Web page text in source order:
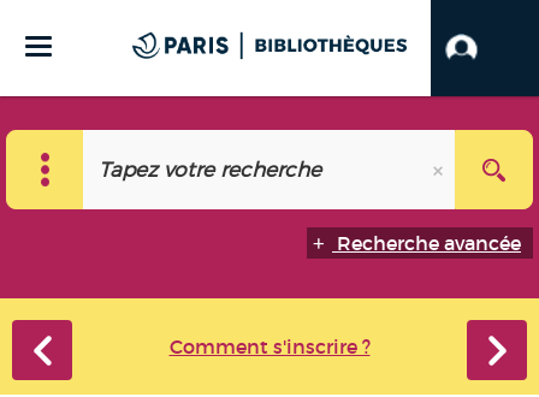
Recherche avancée
Comment s'inscrire ?